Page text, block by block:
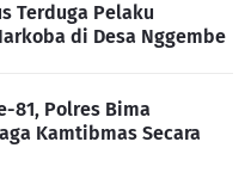
Terduga Pelaku
di Desa Nggembe
81, Polres Bima
Kamtibmas Secara